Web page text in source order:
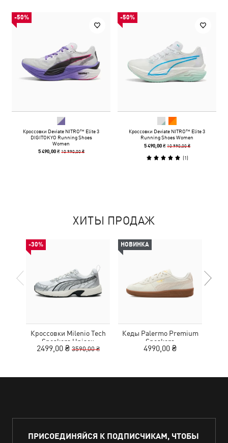
-50%
Кроссовки Deviate NITRO™ Elite 3
DIGITOKYO Running Shoes
Women
5 490,00 ₴ 10 990,00 ₴
-50%
Кроссовки Deviate NITRO™ Elite 3
Running Shoes Women
5 490,00 ₴ 10 990,00 ₴
(1)
ХИТЫ ПРОДАЖ
-30%
Кроссовки Milenio Tech
Sneakers Unisex
2499,00 ₴ 3590,00 ₴
НОВИНКА
Кеды Palermo Premium
Sneakers
4990,00 ₴
ПРИСОЕДИНЯЙСЯ К ПОДПИСЧИКАМ, ЧТОБЫ